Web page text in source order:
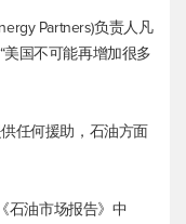
Partners)负责人凡
美国不可能再增加很多
任何援助，石油方面
石油市场报告》中